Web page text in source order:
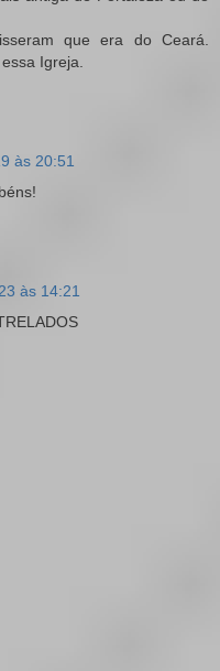
que era do Ceará.
Igreja.
às 20:51
às 14:21